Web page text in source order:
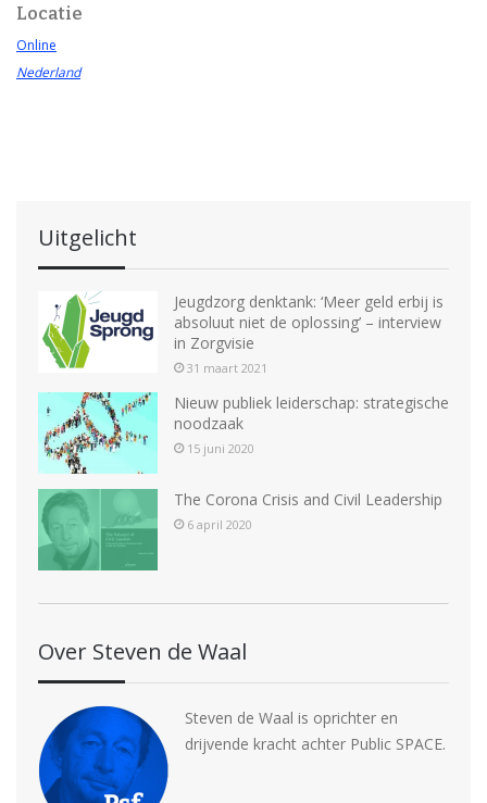
Locatie
Online
Nederland
Uitgelicht
Jeugdzorg denktank: ‘Meer geld erbij is
absoluut niet de oplossing’ – interview
in Zorgvisie
31 maart 2021
Nieuw publiek leiderschap: strategische
noodzaak
15 juni 2020
The Corona Crisis and Civil Leadership
6 april 2020
Over Steven de Waal
Steven de Waal is oprichter en
drijvende kracht achter Public SPACE.